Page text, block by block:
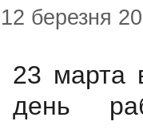
12 березня
23 марта
день